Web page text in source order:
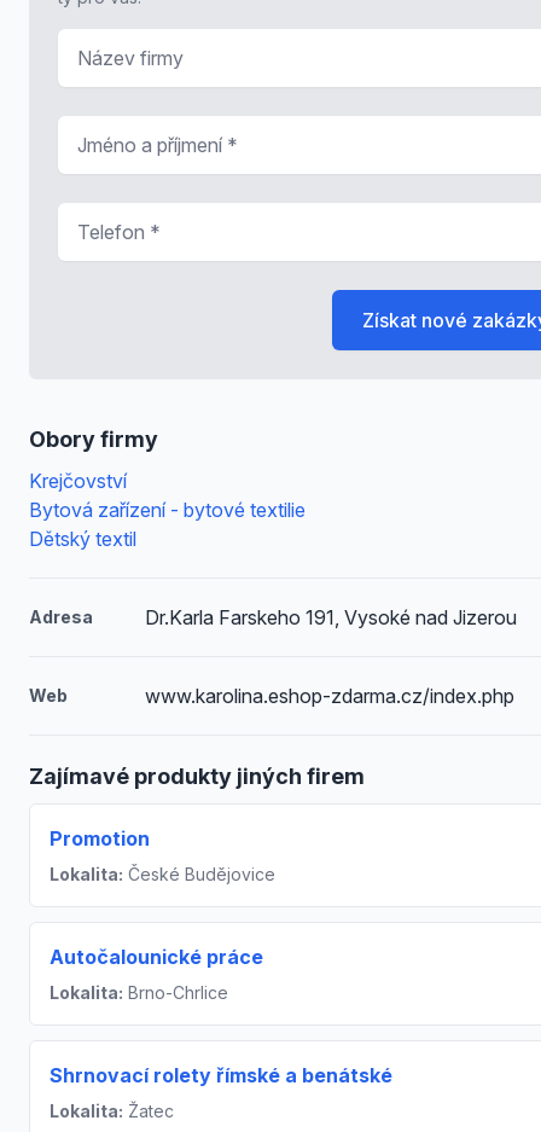
Obory firmy
Krejčovství
Bytová zařízení - bytové textilie
Dětský textil
Adresa Dr.Karla Farskeho 191, Vysoké nad Jizerou
Web www.karolina.eshop-zdarma.cz/index.php
Zajímavé produkty jiných firem
Promotion
Lokalita: České Budějovice
Autočalounické práce
Lokalita: Brno-Chrlice
Shrnovací rolety římské a benátské
Lokalita: Žatec
Získat nové